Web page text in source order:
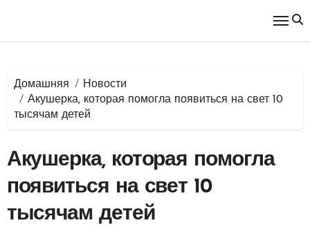
Домашняя
Новости
Акушерка, которая помогла появиться на свет 10
тысячам детей
Акушерка, которая помогла
появиться на свет 10
тысячам детей